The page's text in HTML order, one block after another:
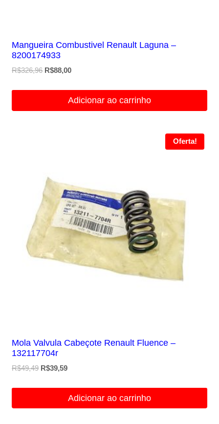
Mangueira Combustivel Renault Laguna –
8200174933
R$326,96 O
R$88,00O
é:
Adicionar ao carrinho
Oferta!
Mola Valvula Cabeçote Renault Fluence –
132117704r
R$49,49 O
R$39,59O
é:
Adicionar ao carrinho